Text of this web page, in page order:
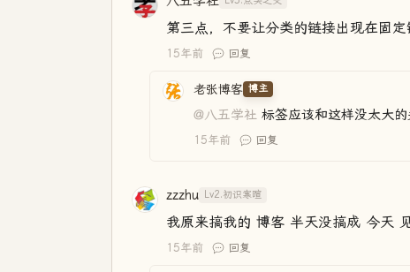
第三点，不要让分类的链接出现在固
15年前 回复
老张博客 博主
@八五学社 标签应该和这样没太大的
15年前 回复
zzzhu Lv2.初识寒暄
我原来搞我的 博客 半天没搞成 今天
15年前 回复